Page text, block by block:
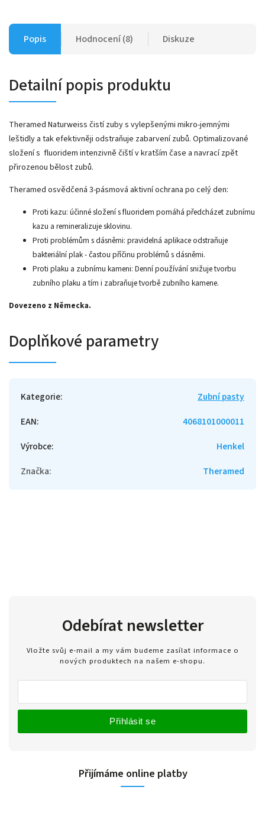
Popis Hodnocení (8) Diskuze
Detailní popis produktu
Theramed Naturweiss čistí zuby s vylepšenými mikro-jemnými
leštidly a tak efektivněji odstraňuje zabarvení zubů. Optimalizované
složení s fluoridem intenzivně čiští v kratším čase a navrací zpět
přirozenou bělost zubů.
Theramed osvědčená 3-pásmová aktivní ochrana po celý den:
Proti kazu: účinné složení s fluoridem pomáhá předcházet zubnímu
kazu a remineralizuje sklovinu.
Proti problémům s dásněmi: pravidelná aplikace odstraňuje
bakteriální plak - častou příčinu problémů s dásněmi.
Proti plaku a zubnímu kameni: Denní používání snižuje tvorbu
zubního plaku a tím i zabraňuje tvorbě zubního kamene.
Dovezeno z Německa.
Doplňkové parametry
Kategorie:
Zubní pasty
EAN:
4068101000011
Výrobce:
Henkel
Značka: Theramed
Odebírat newsletter
Vložte svůj e-mail a my vám budeme zasílat informace o
nových produktech na našem e-shopu.
Přihlásit se
Přijímáme online platby